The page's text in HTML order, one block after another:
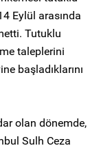
Eylül arasında
Tutuklu
taleplerini
başladıklarını
olan dönemde,
Sulh Ceza